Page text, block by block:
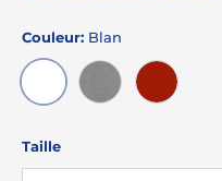
Couleur: Blan
BLAN GRIS CHINÉROUGE
Taille